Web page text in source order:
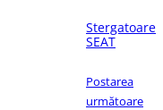
Stergatoare
SEAT
Postarea
următoare